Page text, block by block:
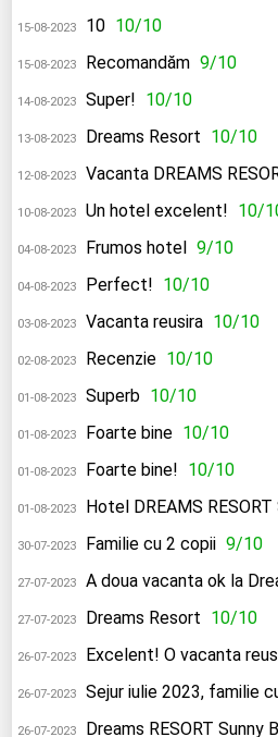
15-08-2023 10 10/10
15-08-2023 Recomandăm 9/10
14-08-2023 Super! 10/10
13-08-2023 Dreams Resort 10/10
12-08-2023 Vacanta DREAMS
10-08-2023 Un hotel excelent! 10/
04-08-2023 Frumos hotel 9/10
04-08-2023 Perfect! 10/10
03-08-2023 Vacanta reusira 10/10
02-08-2023 Recenzie 10/10
01-08-2023 Superb 10/10
01-08-2023 Foarte bine 10/10
01-08-2023 Foarte bine! 10/10
01-08-2023 Hotel DREAMS RESORT
30-07-2023 Familie cu 2 copii 9/10
27-07-2023 A doua vacanta ok la
27-07-2023 Dreams Resort 10/10
26-07-2023 Excelent! O vacanta
26-07-2023 Sejur iulie 2023, familie
26-07-2023 Dreams RESORT Sunny